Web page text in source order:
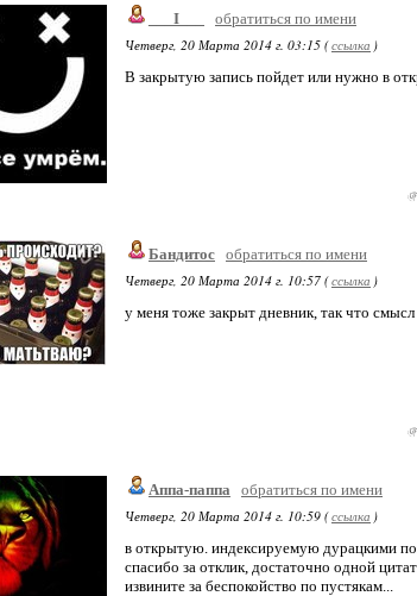
___I___
обратиться по имени
Четверг, 20 Марта 2014 г. 03:15 (ссылка )
В закрытую запись пойдет или нужно в
Бандитос обратиться по имени
Четверг, 20 Марта 2014 г. 10:57 (ссылка )
у меня тоже закрыт дневник, так что смысл
Аппа-паппа
обратиться по имени
Четверг, 20 Марта 2014 г. 10:59 (ссылка )
в открытую. индексируемую дурацкими
спасибо за отклик, достаточно одной
извините за беспокойство по пустякам...